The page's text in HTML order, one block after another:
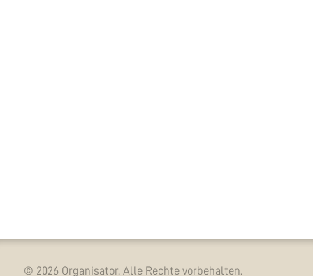
© 2026 Organisator. Alle Rechte vorbehalten.